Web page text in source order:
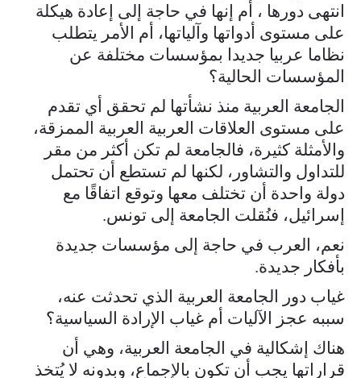
انتهى دورها ، أم إنها في حاجة إلى إعادة هيكلة
على مستوى أدواتها وآلياتها، أم الأمر يتطلب
نظاما عربيا جديدا بمؤسسات مختلفة عن
المؤسسات الحالية؟
الجامعة العربية منذ نشأتها لم تحقق أي تقدم
على مستوى العلاقات العربية العربية الممزقة،
والأمثلة كثيرة، فالجامعة لم تكن أكثر من مقر
للتداول والتشاور، لكنها لم تستطع أن تحتمل
دولة واحدة أن تختلف معها وتوقع اتفاقًا مع
إسرائيل، فنُقلت الجامعة إلى تونس.
نعم، العرب في حاجة إلى مؤسسات جديدة
بأفكار جديدة.
غياب دور الجامعة العربية الذي تحدثت عنه،
سببه عجز الآليات أم غياب الإرادة السياسية؟
هناك إشكالية في الجامعة العربية، وهي أن
قراراتها يجب أن تكون بالإجماع، وبدونه لا يُتخذ